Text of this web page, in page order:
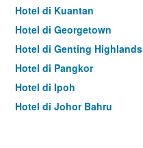
Hotel di Kuantan
Hotel di Georgetown
Hotel di Genting Highlands
Hotel di Pangkor
Hotel di Ipoh
Hotel di Johor Bahru